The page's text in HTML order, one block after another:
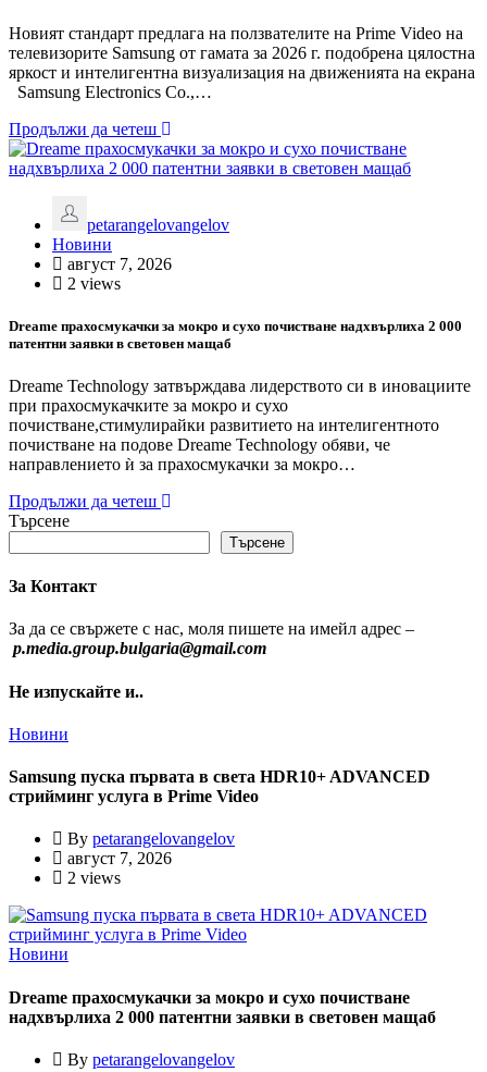
Новият стандарт предлага на ползвателите на Prime Video на
телевизорите Samsung от гамата за 2026 г. подобрена цялостна
яркост и интелигентна визуализация на движенията на екрана
Samsung Electronics Co.,…
Продължи да четеш
petarangelovangelov
Новини
август 7, 2026
2 views
Dreame прахосмукачки за мокро и сухо почистване надхвърлиха 2 000
патентни заявки в световен мащаб
Dreame Technology затвърждава лидерството си в иновациите
при прахосмукачките за мокро и сухо
почистване,стимулирайки развитието на интелигентното
почистване на подове Dreame Technology обяви, че
направлението ѝ за прахосмукачки за мокро…
Продължи да четеш
Търсене
Търсене
За Контакт
За да се свържете с нас, моля пишете на имейл адрес –
p.media.group.bulgaria@gmail.com
Не изпускайте и..
Новини
Samsung пуска първата в света HDR10+ ADVANCED
стрийминг услуга в Prime Video
By petarangelovangelov
август 7, 2026
2 views
Новини
Dreame прахосмукачки за мокро и сухо почистване
надхвърлиха 2 000 патентни заявки в световен мащаб
By petarangelovangelov